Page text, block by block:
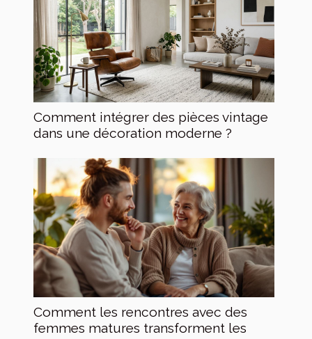
Comment intégrer des pièces vintage
dans une décoration moderne ?
Comment les rencontres avec des
femmes matures transforment les